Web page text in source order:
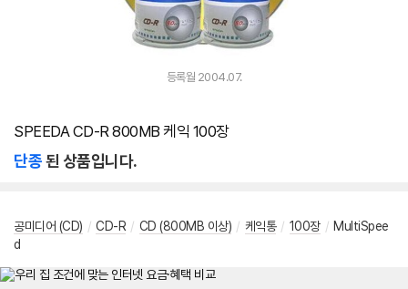
등록월 2004.07.
SPEEDA CD-R 800MB 케익 100장
단종된 상품입니다.
공미디어 (CD) / CD-R / CD (800MB 이상) / 케익통 / 100장 / MultiSpee
d